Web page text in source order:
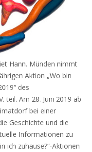
Hann. Münden nimmt
Aktion „Wo bin
des
teil. Am 28. Juni 2019 ab
bei einer
Geschichte und die
Informationen zu
ich zuhause?“-Aktionen